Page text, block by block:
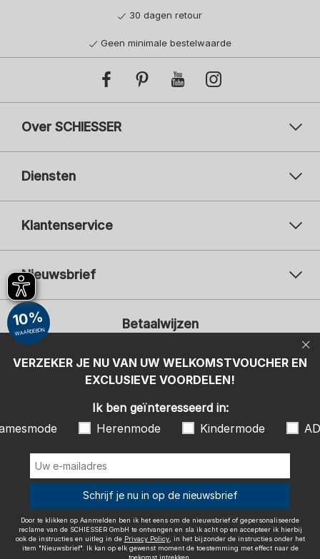
30 dagen retour
Geen minimale bestelwaarde
Over SCHIESSER
Diensten
Klantenservice
Nieuwsbrief
Uw e-mailadres
Ik ben geïnteresseerd in:
Damesmode
Herenmode
Kindermode
Door te klikken op Aanmelden ben ik het eens om de nieuwsbrief of
gepersonaliseerde reclame van de SCHIESSER GmbH te ontvangen en
"Nieuwsbrief". Ik kan op elk gewenst moment de toestemming met
effect naar de toekomst intrekken.
Betaalwijzen
Wij bezorgen met
Colofon Algemene voorwaarden
Herroepingsrecht
VERZEKER JE NU VAN UW WELKOMSTVOUCHER EN
EXCLUSIEVE VOORDELEN!
10%
WAARDEBON
Ik ben geïnteresseerd in:
Herenmode Kindermode
Schrijf je nu in op de nieuwsbrief
Door te klikken op Aanmelden ben ik het eens om de nieuwsbrief of gepersonaliseerde
reclame van de SCHIESSER GmbH te ontvangen en sla ik acht op en accepteer ik hierbij
ook de instructies en uitleg in de Privacy Policy, in het bijzonder de instructies onder het
item "Nieuwsbrief". Ik kan op elk gewenst moment de toestemming met effect naar de
toekomst intrekken.